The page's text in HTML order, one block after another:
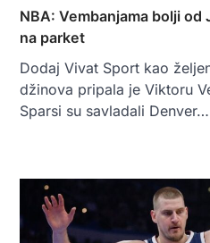
NBA: Vembanjama bolji
na parket
Dodaj Vivat Sport kao
džinova pripala je Viktoru
Sparsi su savladali Denver…